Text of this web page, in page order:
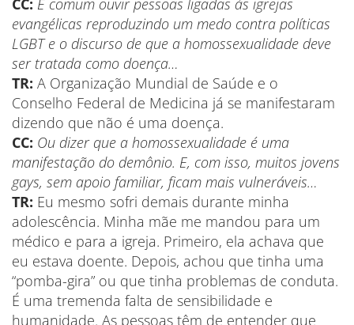
CC: É comum ouvir pessoas ligadas às igrejas
evangélicas reproduzindo um medo contra políticas
LGBT e o discurso de que a homossexualidade deve
ser tratada como doença…
TR: A Organização Mundial de Saúde e o
Conselho Federal de Medicina já se manifestaram
dizendo que não é uma doença.
CC: Ou dizer que a homossexualidade é uma
manifestação do demônio. E, com isso, muitos jovens
gays, sem apoio familiar, ficam mais vulneráveis…
TR: Eu mesmo sofri demais durante minha
adolescência. Minha mãe me mandou para um
médico e para a igreja. Primeiro, ela achava que
eu estava doente. Depois, achou que tinha uma
“pomba-gira” ou que tinha problemas de conduta.
É uma tremenda falta de sensibilidade e
humanidade. As pessoas têm de entender que